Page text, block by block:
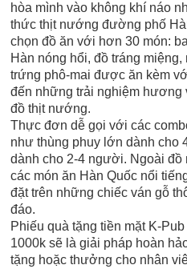
hòa mình vào không khí náo
thức thịt nướng đường phố
chọn đồ ăn với hơn 30 món:
Hàn nóng hổi, đồ tráng
trứng phô-mai được ăn kèm
đến những trải nghiệm hương
đồ thịt nướng.
Thực đơn dễ gọi với các
như thùng phuy lớn dành cho
dành cho 2-4 người. Ngoài
các món ăn Hàn Quốc nổi
đặt trên những chiếc ván gỗ
đáo.
Phiếu quà tặng tiền mặt K-
1000k sẽ là giải pháp hoàn
tặng hoặc thưởng cho nhân